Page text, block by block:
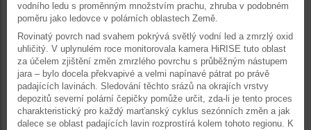
vodního ledu s proměnným množstvím prachu, zhruba v podobném
poměru jako ledovce v polárních oblastech Země.
Rovinatý povrch nad svahem pokrývá světlý vodní led a zmrzlý oxid
uhličitý. V uplynulém roce monitorovala kamera HiRISE tuto oblast
za účelem zjištění změn zmrzlého povrchu s průběžným nástupem
jara – bylo docela překvapivé a velmi napínavé pátrat po právě
padajících lavinách. Sledování těchto srázů na okrajích vrstvy
depozitů severní polární čepičky pomůže určit, zda-li je tento proces
charakteristický pro každý marťanský cyklus sezónních změn a jak
dalece se oblast padajících lavin rozprostírá kolem tohoto regionu. K